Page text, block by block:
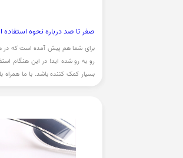
صفر تا صد درباره نحوه
برای شما هم پیش آمده است که در
رو به رو شده اید! در این هنگام
بسیار کمک کننده باشد. با ما همراه
تخفیف غذا را فرا گیرید.